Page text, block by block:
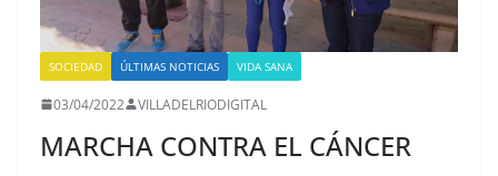
SOCIEDAD ÚLTIMAS NOTICIAS VIDA SANA
03/04/2022 VILLADELRIODIGITAL
MARCHA CONTRA EL CÁNCER